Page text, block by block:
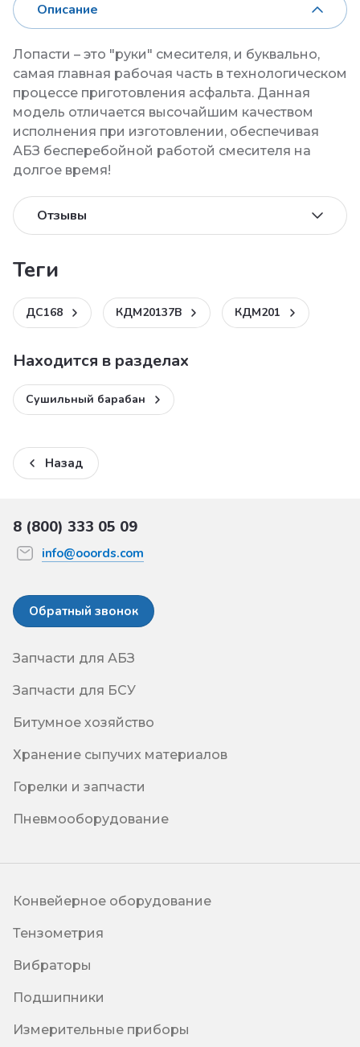
Описание
Лопасти – это "руки" смесителя, и буквально,
самая главная рабочая часть в технологическом
процессе приготовления асфальта. Данная
модель отличается высочайшим качеством
исполнения при изготовлении, обеспечивая
АБЗ бесперебойной работой смесителя на
долгое время!
Отзывы
теги
ДС168 КДМ20137B КДМ201
Находится в разделах
Сушильный барабан
Назад
8 (800) 333 05 09
info@ooords.com
Обратный звонок
Запчасти для АБЗ
Запчасти для БСУ
Битумное хозяйство
Хранение сыпучих материалов
Горелки и запчасти
Пневмооборудование
Конвейерное оборудование
Тензометрия
Вибраторы
Подшипники
Измерительные приборы